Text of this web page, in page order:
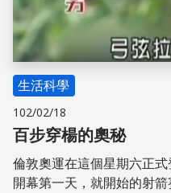
生活科學
102/02/18
百步穿楊的奧秘
倫敦奧運在這個星期六正式
開幕第一天，就開始的射